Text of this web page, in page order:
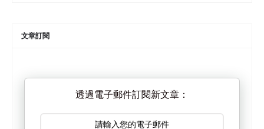
文章訂閱
透過電子郵件訂閱新文章：